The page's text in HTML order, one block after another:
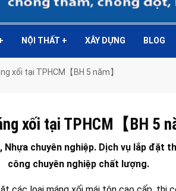
NỘI THẤT + XÂY DỰNG BLOG
xối tại TPHCM【BH 5 năm】
xối tại TPHCM【BH 5
Nhựa chuyên nghiệp. Dịch vụ lắp
công chuyên nghiệp chất lượng.